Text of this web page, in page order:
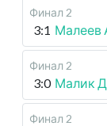
Финал 2
3:1 Малеев
Финал 2
3:0 Малик Д
Финал 2